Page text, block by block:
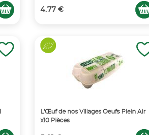
4.77 €
L'Œuf de nos Villages Oeufs Plein Air
x10 Pièces